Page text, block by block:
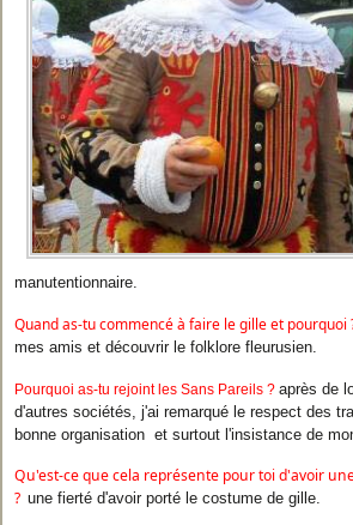
manutentionnaire.
Quand as-tu commencé à faire le gille et pourquoi
mes amis et découvrir le folklore fleurusien.
Pourquoi as-tu rejoint les Sans Pareils ? après de
d'autres sociétés, j'ai remarqué le respect des
bonne organisation et surtout l'insistance de
Qu'est-ce que cela représente pour toi d'avoir
? une fierté d'avoir porté le costume de gille.